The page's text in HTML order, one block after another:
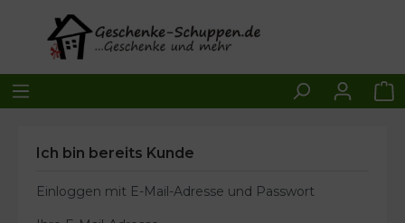
Ich bin bereits Kunde
Einloggen mit E-Mail-Adresse und Passwort